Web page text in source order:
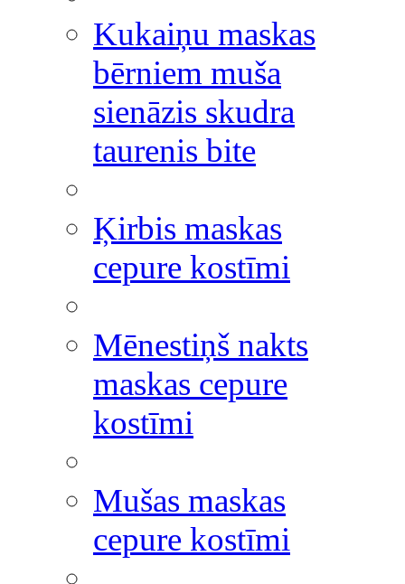
Kukaiņu maskas
bērniem muša
sienāzis skudra
taurenis bite
Ķirbis maskas
cepure kostīmi
Mēnestiņš nakts
maskas cepure
kostīmi
Mušas maskas
cepure kostīmi